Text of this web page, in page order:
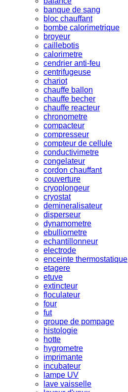
banque de sang
bloc chauffant
bombe calorimetrique
broyeur
caillebotis
calorimetre
cendrier anti-feu
centrifugeuse
chariot
chauffe ballon
chauffe becher
chauffe reacteur
chronometre
compacteur
compresseur
compteur de cellule
conductivimetre
congelateur
cordon chauffant
couverture
cryoplongeur
cryostat
demineralisateur
disperseur
dynamometre
ebulliometre
echantillonneur
electrode
enceinte thermostatique
etagere
etuve
extincteur
floculateur
four
fut
groupe de pompage
histologie
hotte
hygrometre
imprimante
incubateur
lampe UV
lave vaisselle